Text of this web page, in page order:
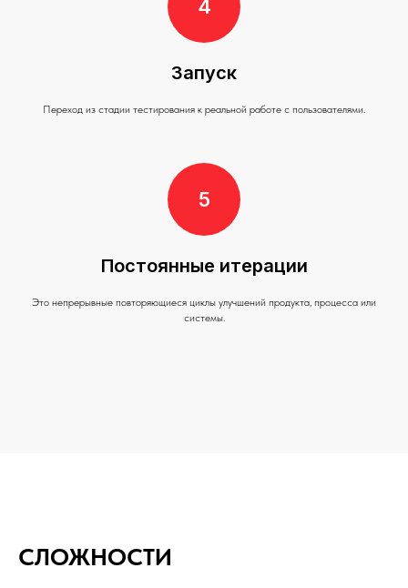
Запуск
Переход из стадии тестирования к реальной работе с пользователями.
Постоянные итерации
Это непрерывные повторяющиеся циклы улучшений продукта, процесса или
системы.
СЛОЖНОСТИ